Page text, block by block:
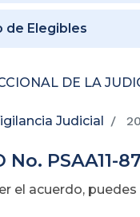
de Elegibles
DE LA
Judicial
No. PSAA11-
el acuerdo,